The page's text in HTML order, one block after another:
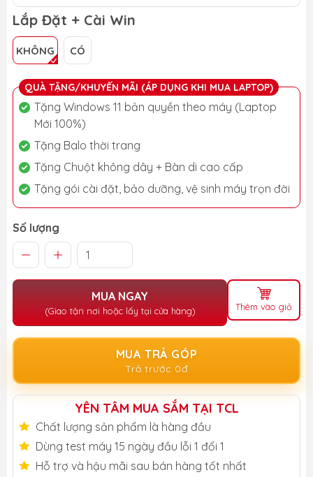
Lắp Đặt + Cài Win
KHÔNG CÓ
QUÀ TẶNG/KHUYẾN MÃI (ÁP DỤNG KHI MUA LAPTOP)
Tặng Windows 11 bản quyền theo máy (Laptop
Mới 100%)
Tặng Balo thời trang
Tặng Chuột không dây + Bàn di cao cấp
Tặng gói cài đặt, bảo dưỡng, vệ sinh máy trọn đời
Số lượng
MUA NGAY
(Giao tận nơi hoặc lấy tại cửa hàng) Thêm vào giỏ
MUA TRẢ GÓP
Trả trước 0đ
YÊN TÂM MUA SẮM TẠI TCL
Chất lượng sản phẩm là hàng đầu
Dùng test máy 15 ngày đầu lỗi 1 đổi 1
Hỗ trợ và hậu mãi sau bán hàng tốt nhất